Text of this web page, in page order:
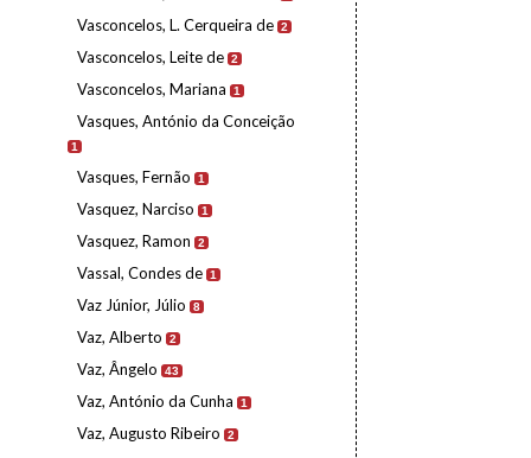
Vasconcelos, L. Cerqueira de 2
Vasconcelos, Leite de 2
Vasconcelos, Mariana 1
Vasques, António da Conceição
1
Vasques, Fernão 1
Vasquez, Narciso 1
Vasquez, Ramon 2
Vassal, Condes de 1
Vaz Júnior, Júlio 8
Vaz, Alberto 2
Vaz, Ângelo 43
Vaz, António da Cunha 1
Vaz, Augusto Ribeiro 2